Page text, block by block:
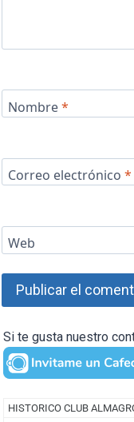
Nombre*
Correo electrónico *
Web
Si te gusta nuestro